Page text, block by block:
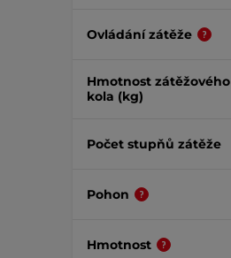
Ovládání zátěže
Hmotnost zátěžového
kola (kg)
Počet stupňů zátěže
Pohon
Hmotnost